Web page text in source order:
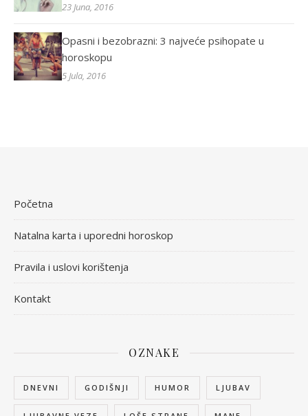
23 Juna, 2016
Opasni i bezobrazni: 3 najveće psihopate u
horoskopu
5 Jula, 2016
Početna
Natalna karta i uporedni horoskop
Pravila i uslovi korištenja
Kontakt
OZNAKE
DNEVNI GODIŠNJI HUMOR LJUBAV